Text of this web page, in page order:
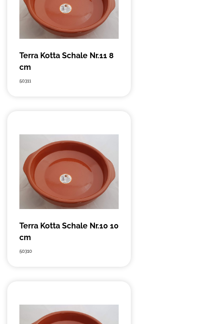
Terra Kotta Schale Nr.11 8
cm
50311
Terra Kotta Schale Nr.10 10
cm
50310